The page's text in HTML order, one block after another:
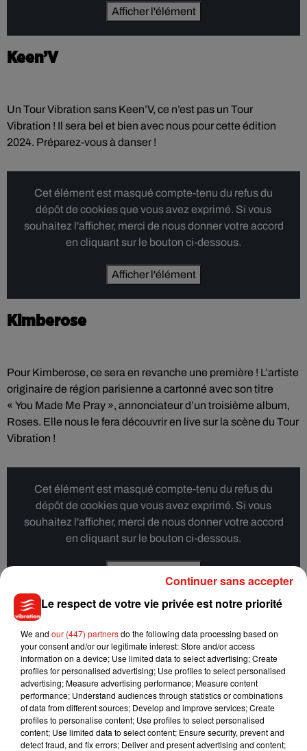
Afficher l'élément
Keen’V
Un Tour Vibration sans Keen’V, ce n’est pas un Tour
Vibration ! Il sera bel et bien avec nous pour cette édition
2024. Préparez-vous à danser !
Cet élément est masqué compte-tenu du refus du
dépôt de cookies que vous avez exprimé. Si vous
souhaitez l'afficher, merci de nous donner votre accord
en cliquant sur le bouton ci-dessous.
Afficher l'élément
Kimberose
Pour Kimberose, ce sera en revanche une première ! L’artiste
originaire de région parisienne a cartonné avec son titre
« You Made Me Pray », annonciateur d’un troisième album,
Roses. Elle nous le fera découvrir en live sur la scène du Tour
Vibration !
Cet élément est masqué compte-tenu du refus du
dépôt de cookies que vous avez exprimé. Si vous
souhaitez l'afficher, merci de nous donner votre accord
en cliquant sur le bouton ci-dessous.
Joseph Kamel
Tout comme Pierre Garnier, Joseph Kamel avait enflammé
Neuville-aux-Bois le 10 juillet dernier ! Il sera donc parmi
nous en septembre, pour nous faire chanter (entre autres)
ses titres « Beau » et « Celui qui part ».
Le respect de votre vie privée est notre priorité
We and our (447) partnersdo the following data processing based on
your consent and/or our legitimate interest: Store and/or access
information on a device; Use limited data to select advertising; Create
profiles for personalised advertising; Use profiles to select personalised
advertising; Measure advertising performance; Measure content
performance; Understand audiences through statistics or combinations
of data from different sources; Develop and improve services; Create
profiles to personalise content; Use profiles to select personalised
content; Use limited data to select content; Ensure security, prevent and
detect fraud, and fix errors; Deliver and present advertising and content;
Continuer sans accepter